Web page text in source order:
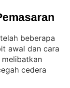
beberapa
awal dan cara
melibatkan
cedera